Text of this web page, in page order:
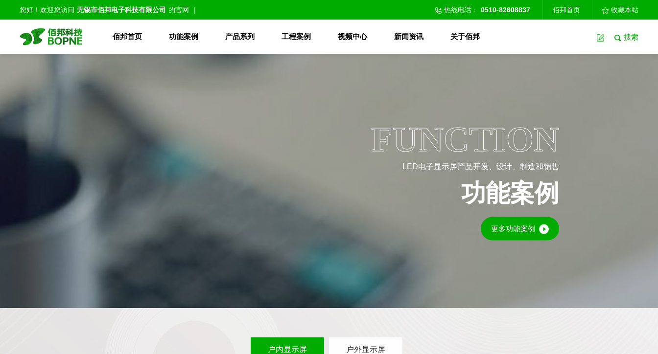
您好！欢迎您访问 无锡市佰邦电子科技有限公司 的官网 | 热线电话： 0510-82608837 佰邦首页 收藏本站
佰邦首页 功能案例 产品系列 工程案例 视频中心 新闻资讯 关于佰邦 搜索
FUNCTION
LED电子显示屏产品开发、设计、制造和销售
功能案例
更多功能案例
户内显示屏 户外显示屏